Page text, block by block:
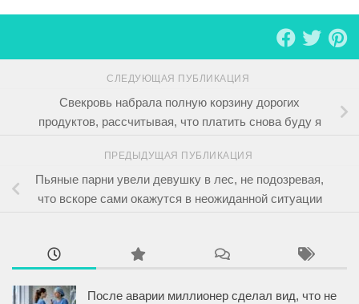
СЛЕДУЮЩАЯ ПУБЛИКАЦИЯ
Свекровь набрала полную корзину дорогих
продуктов, рассчитывая, что платить снова буду я
ПРЕДЫДУЩАЯ ПУБЛИКАЦИЯ
Пьяные парни увели девушку в лес, не подозревая,
что вскоре сами окажутся в неожиданной ситуации
После аварии миллионер сделал вид, что не